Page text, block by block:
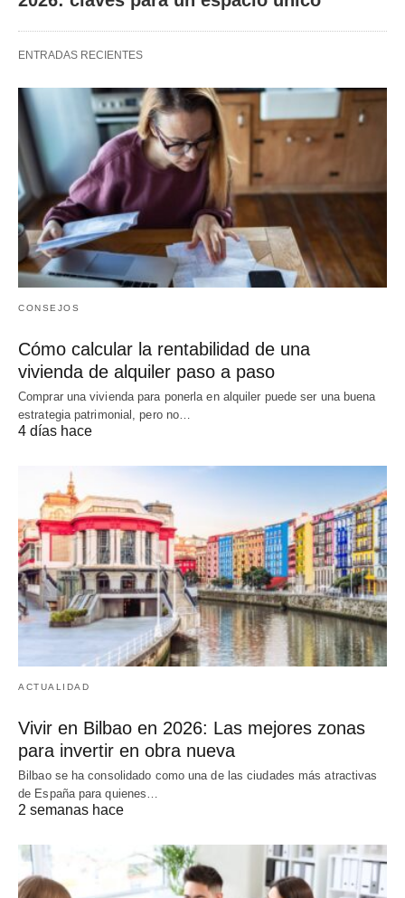
ENTRADAS RECIENTES
CONSEJOS
Cómo calcular la rentabilidad de una
vivienda de alquiler paso a paso
Comprar una vivienda para ponerla en alquiler puede ser una buena
estrategia patrimonial, pero no…
4 días hace
ACTUALIDAD
Vivir en Bilbao en 2026: Las mejores zonas
para invertir en obra nueva
Bilbao se ha consolidado como una de las ciudades más atractivas
de España para quienes…
2 semanas hace